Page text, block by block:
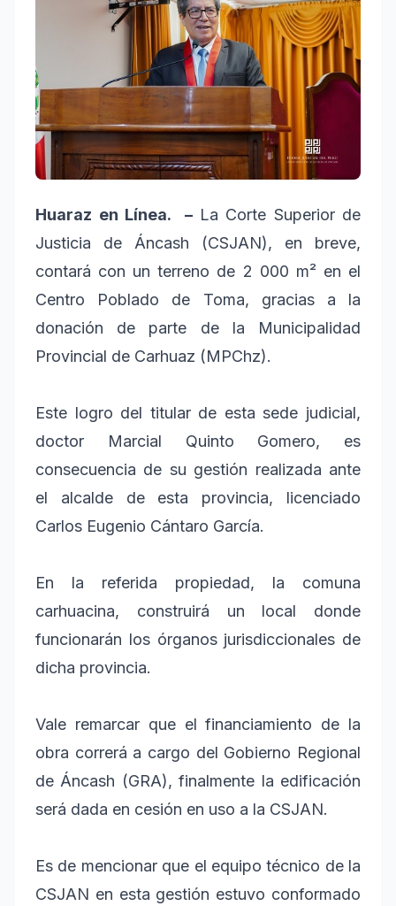
Huaraz en Línea. – La Corte Superior de
Justicia de Áncash (CSJAN), en breve,
contará con un terreno de 2 000 m² en el
Centro Poblado de Toma, gracias a la
donación de parte de la Municipalidad
Provincial de Carhuaz (MPChz).
Este logro del titular de esta sede judicial,
doctor Marcial Quinto Gomero, es
consecuencia de su gestión realizada ante
el alcalde de esta provincia, licenciado
Carlos Eugenio Cántaro García.
En la referida propiedad, la comuna
carhuacina, construirá un local donde
funcionarán los órganos jurisdiccionales de
dicha provincia.
Vale remarcar que el financiamiento de la
obra correrá a cargo del Gobierno Regional
de Áncash (GRA), finalmente la edificación
será dada en cesión en uso a la CSJAN.
Es de mencionar que el equipo técnico de la
CSJAN en esta gestión estuvo conformado